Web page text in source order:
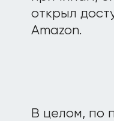
открыл
Amazon.
В целом, по